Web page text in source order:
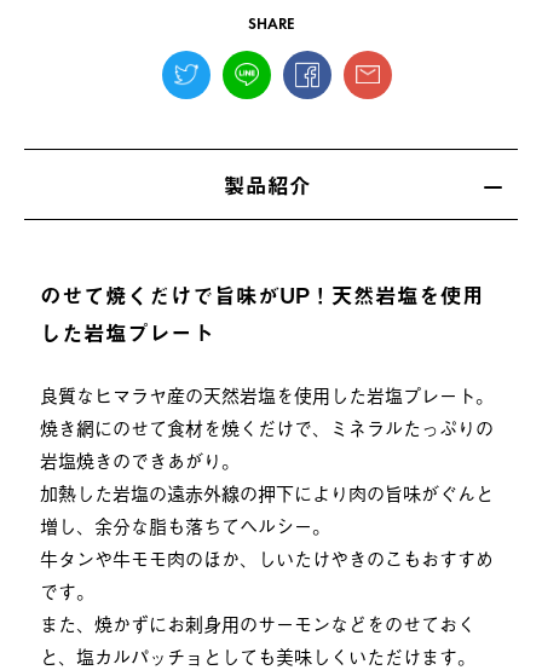
SHARE
製品紹介
のせて焼くだけで旨味がUP！天然岩塩を使用
した岩塩プレート
良質なヒマラヤ産の天然岩塩を使用した岩塩プレート。
焼き網にのせて食材を焼くだけで、ミネラルたっぷりの
岩塩焼きのできあがり。
加熱した岩塩の遠赤外線の押下により肉の旨味がぐんと
増し、余分な脂も落ちてヘルシー。
牛タンや牛モモ肉のほか、しいたけやきのこもおすすめ
です。
また、焼かずにお刺身用のサーモンなどをのせておく
と、塩カルパッチョとしても美味しくいただけます。